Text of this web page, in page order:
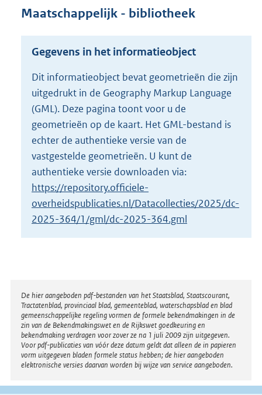
n
s
r
o
t
t
e
2
K
b
Maatschappelijk - bibliotheek
Gegevens in het informatieobject
Dit informatieobject bevat geometrieën die zijn
uitgedrukt in de Geography Markup Language
(GML). Deze pagina toont voor u de
geometrieën op de kaart. Het GML-bestand is
echter de authentieke versie van de
vastgestelde geometrieën. U kunt de
authentieke versie downloaden via:
https://repository.officiele-
overheidspublicaties.nl/Datacollecties/2025/dc-
2025-364/1/gml/dc-2025-364.gml
Disclaimer
De hier aangeboden pdf-bestanden van het Staatsblad, Staatscourant,
Tractatenblad, provinciaal blad, gemeenteblad, waterschapsblad en blad
gemeenschappelijke regeling vormen de formele bekendmakingen in de
zin van de Bekendmakingswet en de Rijkswet goedkeuring en
bekendmaking verdragen voor zover ze na 1 juli 2009 zijn uitgegeven.
Voor pdf-publicaties van vóór deze datum geldt dat alleen de in papieren
vorm uitgegeven bladen formele status hebben; de hier aangeboden
elektronische versies daarvan worden bij wijze van service aangeboden.